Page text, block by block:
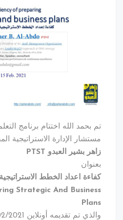
تم بحمد الله اختتام برنامج
مستشار الإدارة الاستراتيجية
زاهر بشير العبدو PTST
بعنوان
كفاءة اعداد الخطط
Strategic And Business
Plans
والذي تم تقديمه أونلاين 15/02/2021